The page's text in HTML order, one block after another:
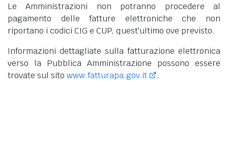
Le Amministrazioni non potranno procedere al
pagamento delle fatture elettroniche che non
riportano i codici CIG e CUP, quest'ultimo ove previsto.
Informazioni dettagliate sulla fatturazione elettronica
verso la Pubblica Amministrazione possono essere
trovate sul sito www.fatturapa.gov.it .